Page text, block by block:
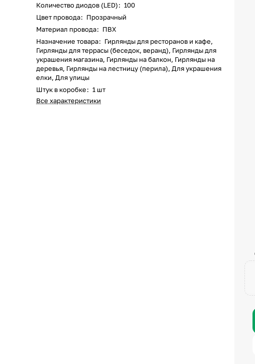
Количество диодов (LED): 100
Цвет провода: Прозрачный
Материал провода: ПВХ
Назначение товара: Гирлянды для ресторанов и кафе,
Гирлянды для террасы (беседок, веранд), Гирлянды для
украшения магазина, Гирлянды на балкон, Гирлянды на
деревья, Гирлянды на лестницу (перила), Для украшения
елки, Для улицы
Штук в коробке: 1 шт
Все характеристики